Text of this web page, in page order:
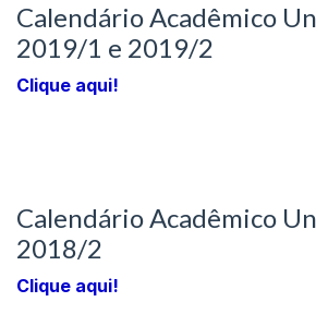
Calendário Acadêmico
2019/1 e 2019/2
Clique aqui!
Calendário Acadêmico
2018/2
Clique aqui!